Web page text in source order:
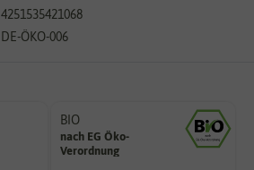
4251535421068
DE-ÖKO-006
BIO
nach EG Öko-
Verordnung
den Richtlinien der biologischen
Landwirtschaft arbeiten.